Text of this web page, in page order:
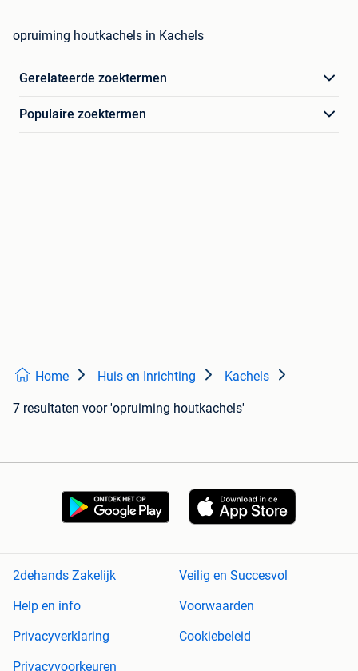
opruiming houtkachels in Kachels
Gerelateerde zoektermen
Populaire zoektermen
Home Huis en Inrichting Kachels
7 resultaten voor 'opruiming houtkachels'
2dehands Zakelijk
Veilig en Succesvol
Help en info
Voorwaarden
Privacyverklaring
Cookiebeleid
Privacyvoorkeuren